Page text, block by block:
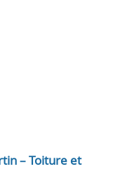
– Toiture et